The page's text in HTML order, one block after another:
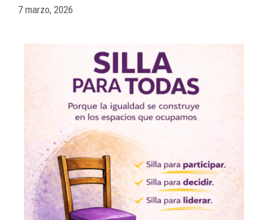
7 marzo, 2026